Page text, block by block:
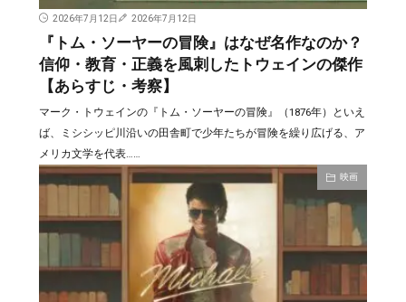
2026年7月12日 2026年7月12日
『トム・ソーヤーの冒険』はなぜ名作なのか？
信仰・教育・正義を風刺したトウェインの傑作
【あらすじ・考察】
マーク・トウェインの『トム・ソーヤーの冒険』（1876年）といえ
ば、ミシシッピ川沿いの田舎町で少年たちが冒険を繰り広げる、ア
メリカ文学を代表……
映画